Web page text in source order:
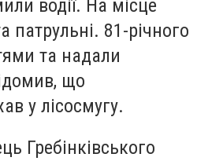
водії. На місце
патрульні. 81-річного
та надали
що
у лісосмугу.
Гребінківського